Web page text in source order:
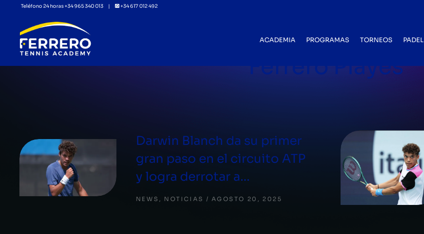
Teléfono 24 horas +34 965 340 013 | +34 617 012 492
ACADEMIA PROGRAMAS TORNEOS PADEL
Ferrero Playes
Darwin Blanch da su primer
gran paso en el circuito ATP
y logra derrotar a…
NEWS , NOTICIAS AGOSTO 20, 2025